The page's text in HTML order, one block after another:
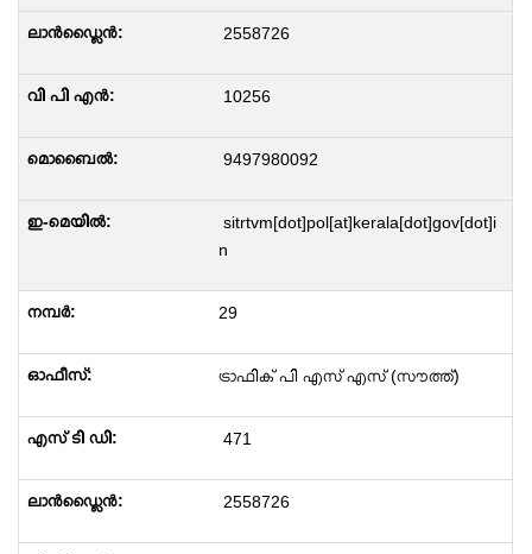
2558726
10256
9497980092
sitrtvm[dot]pol[at]kerala[dot]gov[dot]i
n
29
ട്രാഫിക് പി എസ് എസ് (സൗത്ത്)
471
2558726